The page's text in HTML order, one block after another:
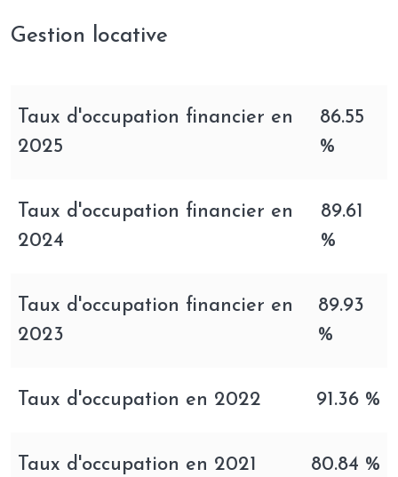
immobilier.
Stratégie établie par Fructipierre
s’appuyant sur une gestion stratégique et
des augmentations de capital régulières,
marché.
principal sur les bureaux, tout en incluant une
commerciaux.
Gestion locative
Taux d'occupation financier en
2025
86.55
%
Taux d'occupation financier en
2024
89.61
%
Taux d'occupation financier en
2023
89.93
%
Taux d'occupation en 2022 91.36 %
Taux d'occupation en 2021 80.84 %